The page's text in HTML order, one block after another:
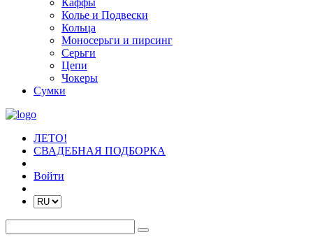
Колье и Подвески
Кольца
Моносерьги и пирсинг
Серьги
Цепи
Чокеры
Сумки
ЛЕТО!
СВАДЕБНАЯ ПОДБОРКА
Войти